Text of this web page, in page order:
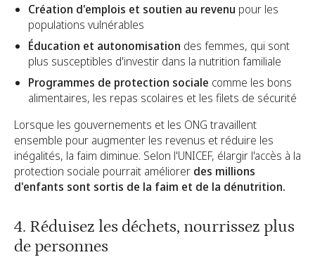
Création d'emplois et soutien au revenu pour les
populations vulnérables
Éducation et autonomisation des femmes, qui sont
plus susceptibles d'investir dans la nutrition familiale
Programmes de protection sociale comme les bons
alimentaires, les repas scolaires et les filets de sécurité
Lorsque les gouvernements et les ONG travaillent
ensemble pour augmenter les revenus et réduire les
inégalités, la faim diminue. Selon l'UNICEF, élargir l'accès à la
protection sociale pourrait améliorer des millions
d'enfants sont sortis de la faim et de la dénutrition.
4. Réduisez les déchets, nourrissez plus
de personnes